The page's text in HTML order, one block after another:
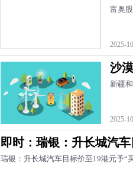
富奥
2025-
沙
新疆
2025-
即时：瑞银：升长城汽
瑞银：升长城汽车目标价至19港元予“